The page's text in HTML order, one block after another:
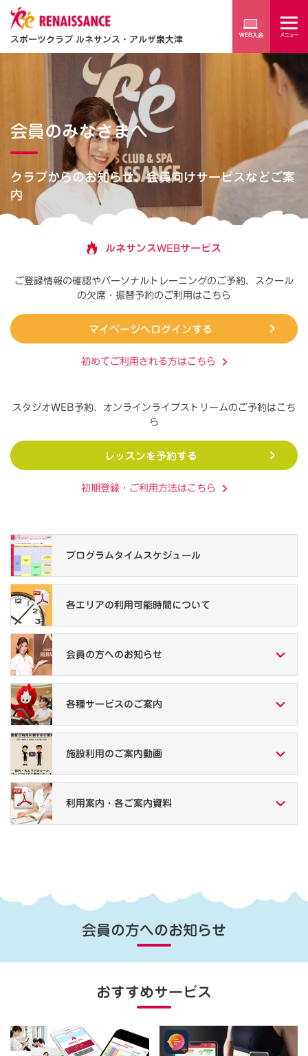
スポーツクラブ ルネサンス・アルザ泉大津
会員のみなさまへ
クラブからのお知らせ、会員向けサービスなどご案
内
ルネサンスWEBサービス
ご登録情報の確認やパーソナルトレーニングのご予約、 スクール
の欠席・振替予約のご利用はこちら
マイページへログインする
初めてご利用される方はこちら
スタジオWEB予約、オンラインライブストリームのご予約はこち
ら
レッスンを予約する
初期登録・ご利用方法はこちら
プログラムタイムスケジュール
各エリアの利用可能時間について
会員の方へのお知らせ
各種サービスの ご案内
施設利用の ご案内動画
利用案内・ 各ご案内資料
会員の方へのお知らせ
おすすめサービス